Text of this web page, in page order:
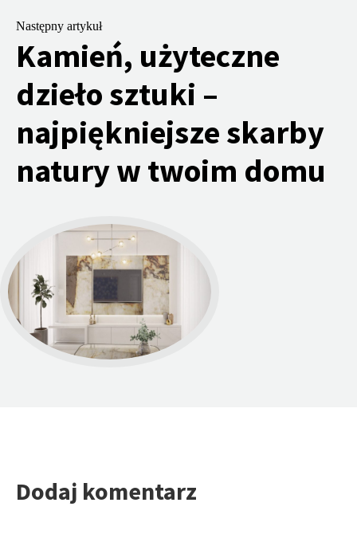
Następny artykuł
Kamień, użyteczne
dzieło sztuki –
najpiękniejsze skarby
natury w twoim domu
Dodaj komentarz